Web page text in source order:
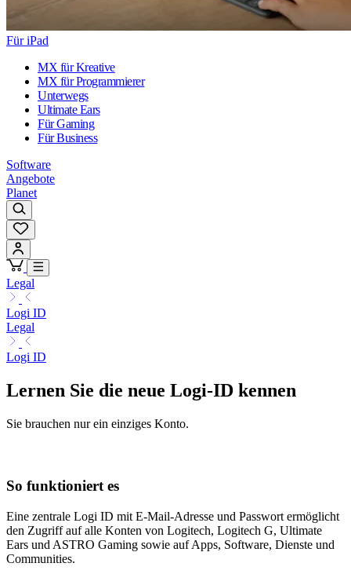
Für iPad
MX für Kreative
MX für Programmierer
Unterwegs
Ultimate Ears
Für Gaming
Für Business
Software
Angebote
Planet
Legal
Logi ID
Legal
Logi ID
Lernen Sie die neue Logi-ID kennen
Sie brauchen nur ein einziges Konto.
So funktioniert es
Eine zentrale Logi ID mit E-Mail-Adresse und Passwort ermöglicht
den Zugriff auf alle Konten von Logitech, Logitech G, Ultimate
Ears und ASTRO Gaming sowie auf Apps, Software, Dienste und
Communities.